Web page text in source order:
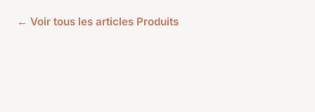
← Voir tous les articles Produits